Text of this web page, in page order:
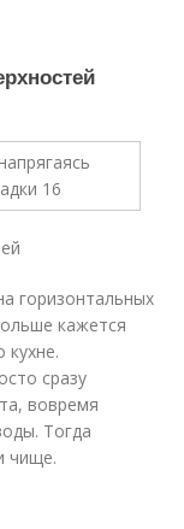
горизонтальных
кажется
сразу
вовремя
Тогда
чище.